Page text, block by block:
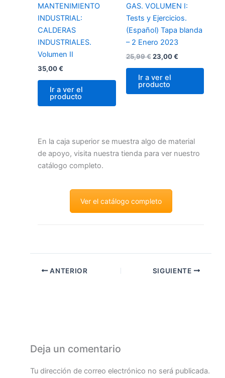
MANTENIMIENTO
INDUSTRIAL:
CALDERAS
INDUSTRIALES.
Volumen II
35,00€
Ir a ver el
producto
GAS. VOLUMEN I:
Tests y Ejercicios.
(Español) Tapa blanda
– 2 Enero 2023
25,99€ 23,00€
Ir a ver el
producto
En la caja superior se muestra algo de material
de apoyo, visita nuestra tienda para ver nuestro
catálogo completo.
Ver el catálogo completo
ANTERIOR SIGUIENTE
Deja un comentario
Tu dirección de correo electrónico no será publicada.